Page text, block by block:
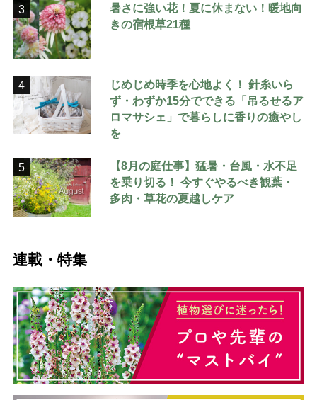
3
暑さに強い花！夏に休まない！暖地向
きの宿根草21種
4
じめじめ時季を心地よく！ 針糸いら
ず・わずか15分でできる「吊るせるア
ロマサシェ」で暮らしに香りの癒やし
を
5
【8月の庭仕事】猛暑・台風・水不足
を乗り切る！ 今すぐやるべき観葉・
多肉・草花の夏越しケア
連載・特集